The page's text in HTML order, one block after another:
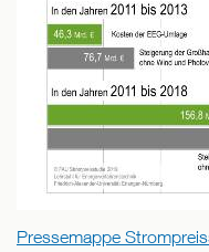
Pressemappe